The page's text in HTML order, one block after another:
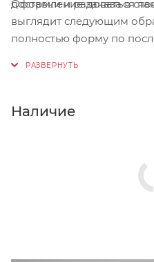
доставки и радоваться
Оформление заказа в
выглядит следующим
полностью форму по
Нажмите кнопку
Наличие